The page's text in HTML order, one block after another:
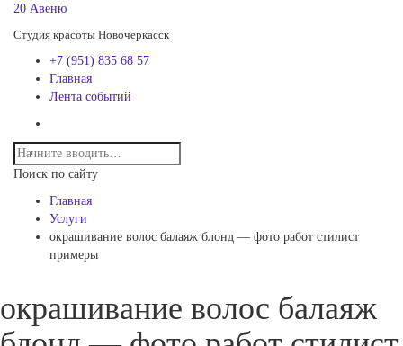
20 Авеню
Студия красоты Новочеркасск
+7 (951) 835 68 57
Главная
Лента событий
Поиск по сайту
Главная
Услуги
окрашивание волос балаяж блонд — фото работ стилист
примеры
окрашивание волос балаяж